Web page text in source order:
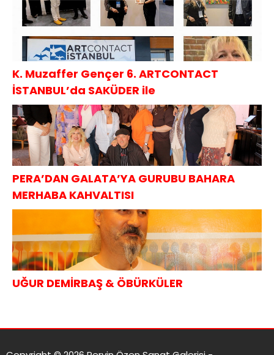
K. Muzaffer Gençer 6. ARTCONTACT
İSTANBUL’da SAKÜDER ile
PERA’DAN GALATA’YA GURUBU BAHARA
MERHABA KAHVALTISI
UĞUR DEMİRBAŞ & ÖBÜRKÜLER